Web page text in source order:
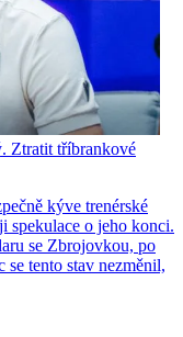
Ztratit tříbrankové
kýve trenérské
spekulace o jeho konci.
se Zbrojovkou, po
se tento stav nezměnil,